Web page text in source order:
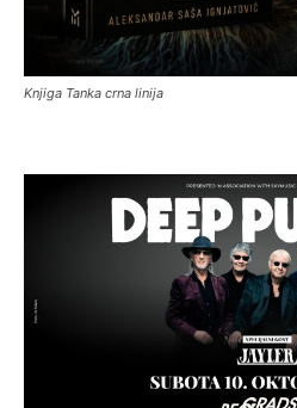
Knjiga Tanka crna linija